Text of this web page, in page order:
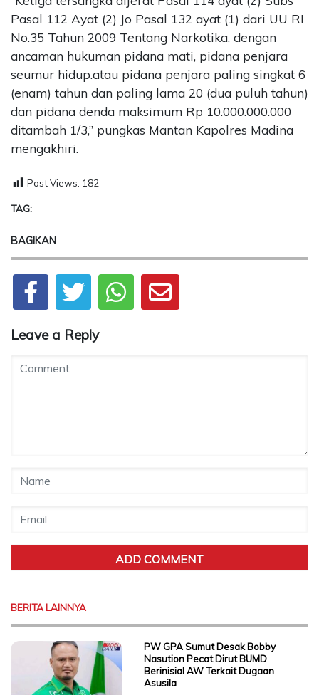
Pasal 112 Ayat (2) Jo Pasal 132 ayat (1) dari UU RI
No.35 Tahun 2009 Tentang Narkotika, dengan
ancaman hukuman pidana mati, pidana penjara
seumur hidup.atau pidana penjara paling singkat 6
(enam) tahun dan paling lama 20 (dua puluh tahun)
dan pidana denda maksimum Rp 10.000.000.000
ditambah 1/3,” pungkas Mantan Kapolres Madina
mengakhiri.
Post Views: 182
TAG:
BAGIKAN
Leave a Reply
BERITA LAINNYA
PW GPA Sumut Desak Bobby
Nasution Pecat Dirut BUMD
Berinisial AW Terkait Dugaan
Asusila